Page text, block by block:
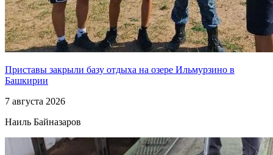
Приставы закрыли базу отдыха на озере Ильмурзино в
Башкирии
7 августа 2026
Наиль Байназаров